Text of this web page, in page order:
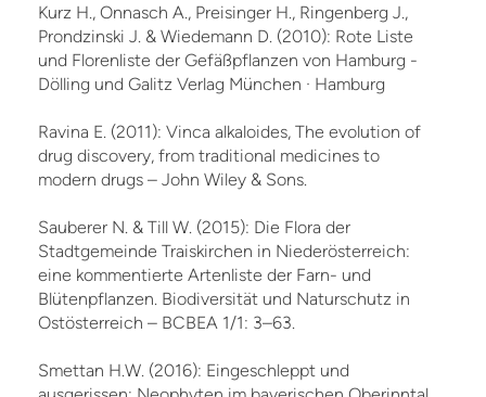
Kurz H., Onnasch A., Preisinger H., Ringenberg J.,
Prondzinski J. & Wiedemann D. (2010): Rote Liste
und Florenliste der Gefäßpflanzen von Hamburg -
Dölling und Galitz Verlag München · Hamburg
Ravina E. (2011): Vinca alkaloides, The evolution of
drug discovery, from traditional medicines to
modern drugs – John Wiley & Sons.
Sauberer N. & Till W. (2015): Die Flora der
Stadtgemeinde Traiskirchen in Niederösterreich:
eine kommentierte Artenliste der Farn- und
Blütenpflanzen. Biodiversität und Naturschutz in
Ostösterreich – BCBEA 1/1: 3–63.
Smettan H.W. (2016): Eingeschleppt und